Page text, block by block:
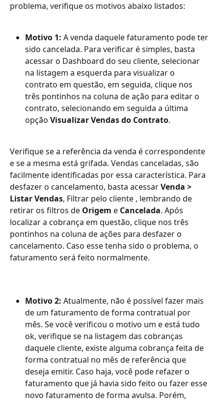
problema, verifique os motivos abaixo listados:
Motivo 1: A venda daquele faturamento pode ter
sido cancelada. Para verificar é simples, basta
acessar o Dashboard do seu cliente, selecionar
na listagem a esquerda para visualizar o
contrato em questão, em seguida, clique nos
três pontinhos na coluna de ação para editar o
contrato, selecionando em seguida a última
opção Visualizar Vendas do Contrato.
Verifique se a referência da venda é correspondente
e se a mesma está grifada. Vendas canceladas, são
facilmente identificadas por essa característica. Para
desfazer o cancelamento, basta acessar Venda >
Listar Vendas, Filtrar pelo cliente , lembrando de
retirar os filtros de Origem e Cancelada. Após
localizar a cobrança em questão, clique nos três
pontinhos na coluna de ações para desfazer o
cancelamento. Caso esse tenha sido o problema, o
faturamento será feito normalmente.
Motivo 2: Atualmente, não é possível fazer mais
de um faturamento de forma contratual por
mês. Se você verificou o motivo um e está tudo
ok, verifique se na listagem das cobranças
daquele cliente, existe alguma cobrança feita de
forma contratual no mês de referência que
deseja emitir. Caso haja, você pode refazer o
faturamento que já havia sido feito ou fazer esse
novo faturamento de forma avulsa. Porém,